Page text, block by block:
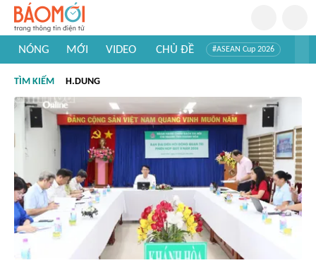
NÓNG MỚI VIDEO CHỦ ĐỀ #ASEAN Cup 2026
#Khám phá thế giới
TÌM KIẾM H.DUNG